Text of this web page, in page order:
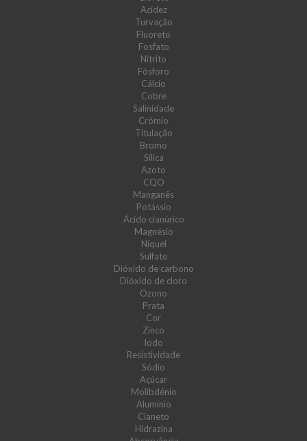
Acidez
Turvação
Fluoreto
Fosfato
Nitrito
Fósforo
Cálcio
Cobre
Salinidade
Crómio
Titulação
Bromo
Sílica
Azoto
CQO
Manganês
Potássio
Ácido cianúrico
Magnésio
Níquel
Sulfato
Dióxido de carbono
Dióxido de cloro
Ozono
Prata
Cor
Zinco
Iodo
Resistividade
Sódio
Açúcar
Molibdénio
Alumínio
Cianeto
Hidrazina